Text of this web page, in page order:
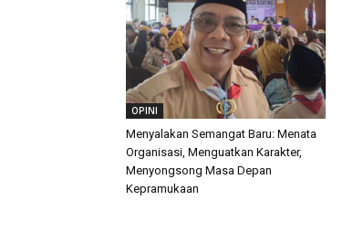
OPINI
Menyalakan Semangat Baru: Menata
Organisasi, Menguatkan Karakter,
Menyongsong Masa Depan
Kepramukaan